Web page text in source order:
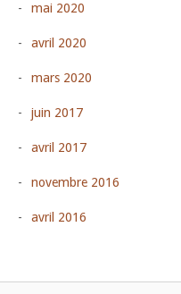
mai 2020
avril 2020
mars 2020
juin 2017
avril 2017
novembre 2016
avril 2016